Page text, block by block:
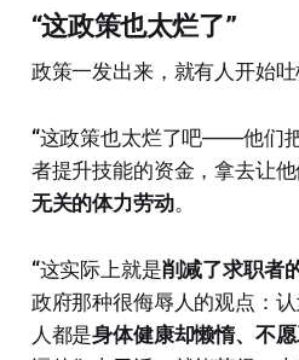
“这政策也太烂了”
政策一发出来，就有人开始吐
“这政策也太烂了吧——他们
者提升技能的资金，拿去让
无关的体力劳动。
“这实际上就是削减了求职者
政府那种很侮辱人的观点：认
人都是身体健康却懒惰、不